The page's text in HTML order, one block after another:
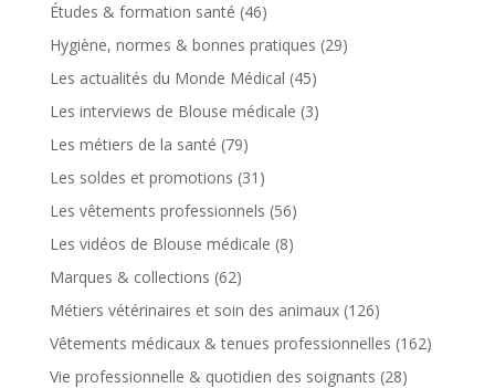
Études & formation santé (46)
Hygiène, normes & bonnes pratiques (29)
Les actualités du Monde Médical (45)
Les interviews de Blouse médicale (3)
Les métiers de la santé (79)
Les soldes et promotions (31)
Les vêtements professionnels (56)
Les vidéos de Blouse médicale (8)
Marques & collections (62)
Métiers vétérinaires et soin des animaux(126)
Vêtements médicaux & tenues professionnelles (162)
Vie professionnelle & quotidien des soignants (28)